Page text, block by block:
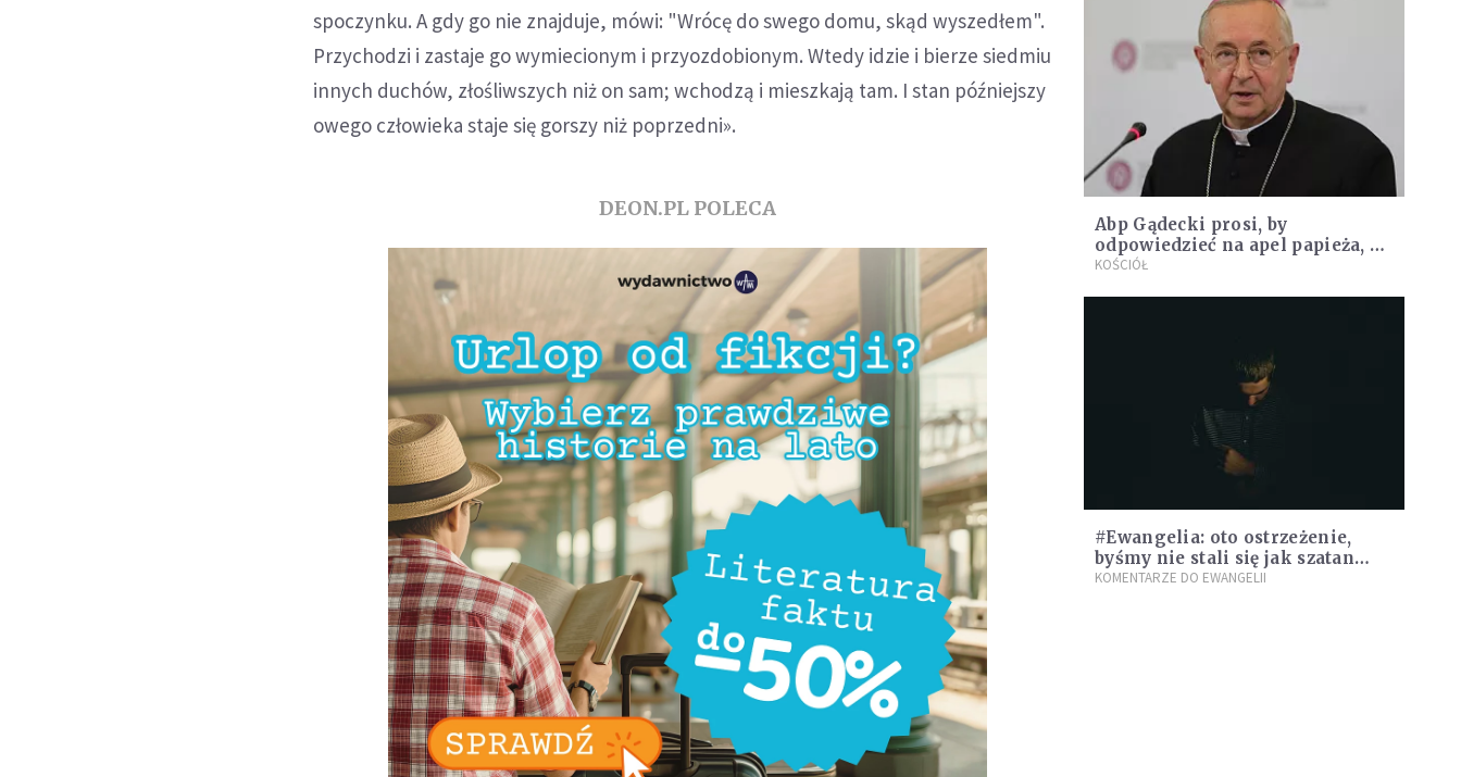
spoczynku. A gdy go nie znajduje, mówi: "Wrócę do swego domu, skąd wyszedłem".
Przychodzi i zastaje go wymiecionym i przyozdobionym. Wtedy idzie i bierze siedmiu
innych duchów, złośliwszych niż on sam; wchodzą i mieszkają tam. I stan późniejszy
owego człowieka staje się gorszy niż poprzedni».
DEON.PL POLECA
Abp Gądecki prosi, by
odpowiedzieć na apel papieża, by
modlić się tą konkretną
KOŚCIÓŁ
#Ewangelia: oto ostrzeżenie,
byśmy nie stali się jak szatan
[WIDEO]
KOMENTARZE DO EWANGELII